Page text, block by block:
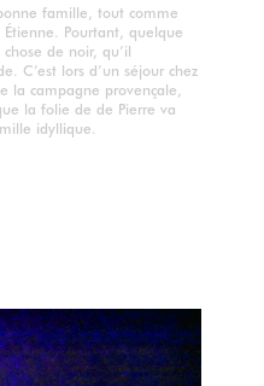
famille, tout comme
Étienne. Pourtant, quelque
de noir, qu’il
C’est lors d’un séjour chez
la campagne provençale,
la folie de de Pierre va
idyllique.